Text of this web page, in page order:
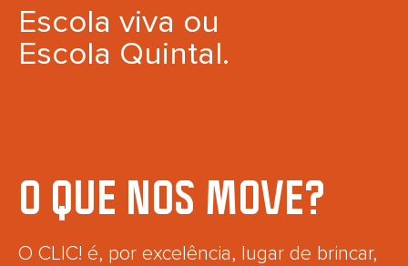
Escola viva ou
Escola Quintal.
O QUE NOS MOVE?
O CLIC! é, por excelência, lugar de brincar,